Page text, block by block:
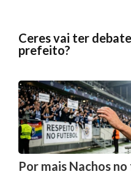
Ceres vai ter
prefeito?
Por mais Nachos